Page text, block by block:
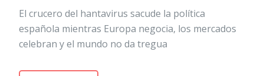
El crucero del hantavirus sacude la política
española mientras Europa negocia, los mercados
celebran y el mundo no da tregua